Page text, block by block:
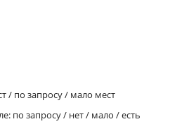
/ по запросу / мало мест
по запросу / нет / мало / есть